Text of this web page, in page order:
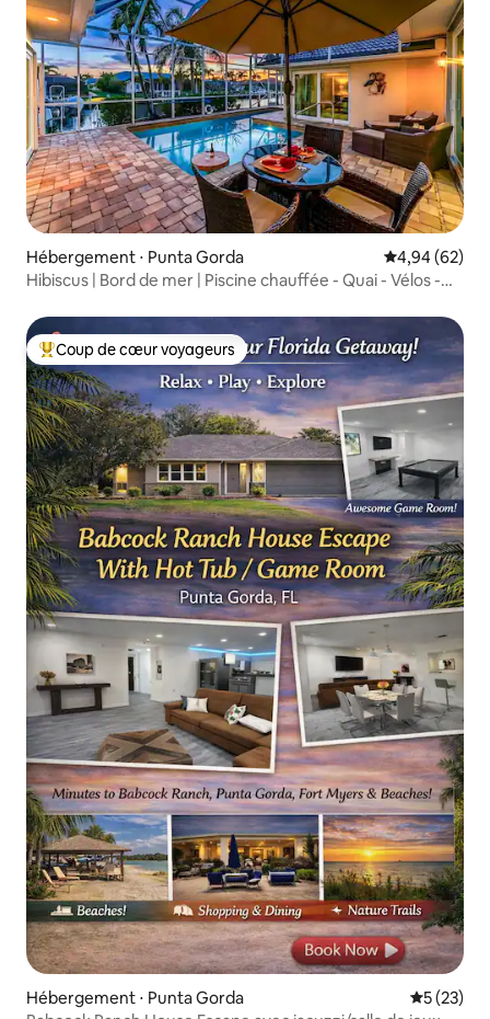
Hébergement ⋅ Punta Gorda Évaluation
4,94 (62)
Hibiscus | Bord de mer | Piscine chauffée - Quai - Vélos -
Coups de cœur voyageurs les plus appréciés
Coup de cœur voyageurs
Hébergement ⋅ Punta Gorda
5 (23)